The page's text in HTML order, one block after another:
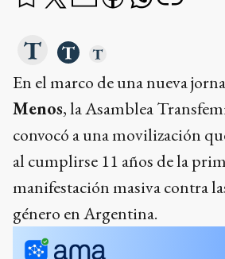
En el marco de una nueva
Menos, la Asamblea
convocó a una movilización
al cumplirse 11 años de la
manifestación masiva contra
género en Argentina.